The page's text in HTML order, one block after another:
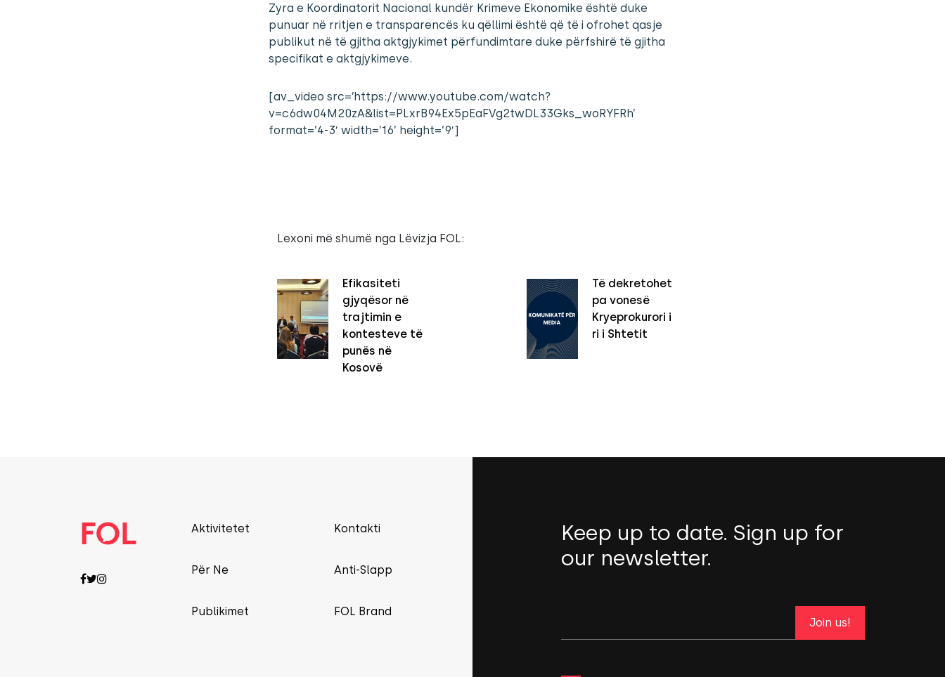
Zyra e Koordinatorit Nacional kundër Krimeve Ekonomike është duke
punuar në rritjen e transparencës ku qëllimi është që të i ofrohet qasje
publikut në të gjitha aktgjykimet përfundimtare duke përfshirë të gjitha
specifikat e aktgjykimeve.
[av_video src=’https://www.youtube.com/watch?
v=c6dw04M20zA&list=PLxrB94Ex5pEaFVg2twDL33Gks_woRYFRh’
format=’4-3′ width=’16’ height=’9′]
Lexoni më shumë nga Lëvizja FOL:
Efikasiteti
gjyqësor në
trajtimin e
kontesteve të
punës në
Kosovë
Të dekretohet
pa vonesë
Kryeprokurori i
ri i Shtetit
Aktivitetet
Për Ne
Publikimet
Kontakti
Anti-Slapp
FOL Brand
Keep up to date. Sign up for
our newsletter.
Join us!